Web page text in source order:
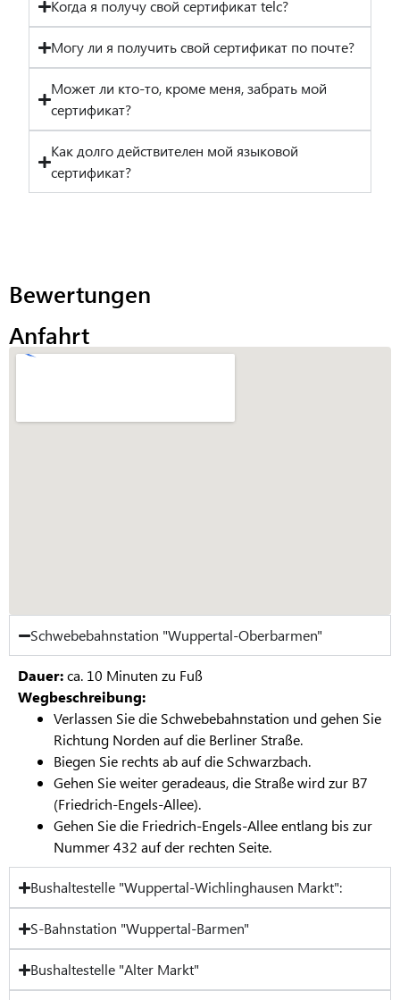
Когда я получу свой сертификат telc?
Могу ли я получить свой сертификат по почте?
Может ли кто-то, кроме меня, забрать мой
сертификат?
Как долго действителен мой языковой
сертификат?
Bewertungen
Anfahrt
Schwebebahnstation "Wuppertal-Oberbarmen"
Dauer:ca. 10 Minuten zu Fuß
Wegbeschreibung:
Verlassen Sie die Schwebebahnstation und gehen Sie
Richtung Norden auf die Berliner Straße.
Biegen Sie rechts ab auf die Schwarzbach.
Gehen Sie weiter geradeaus, die Straße wird zur B7
(Friedrich-Engels-Allee).
Gehen Sie die Friedrich-Engels-Allee entlang bis zur
Nummer 432 auf der rechten Seite.
Bushaltestelle "Wuppertal-Wichlinghausen Markt":
S-Bahnstation "Wuppertal-Barmen"
Bushaltestelle "Alter Markt"